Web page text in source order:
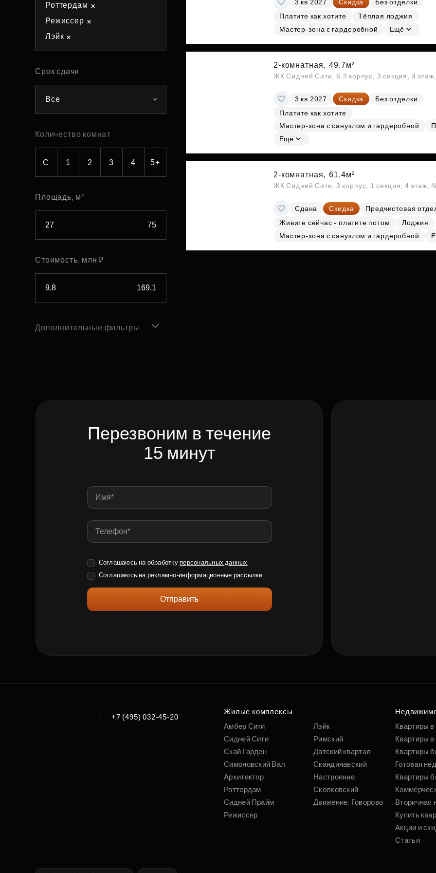
Субсидии
Роттердам
Режиссер
Лэйк
Срок сдачи
Все
Количество комнат
С 1 2 3 4 5+
Площадь, м²
Стоимость, млн ₽
Дополнительные фильтры
3 кв 2027 Скидка
Без отделки
Платите как хотите
Тёплая лоджия
Мастер-зона с гардеробной
Ещё
2-комнатная, 49.7м²
ЖК Сидней Сити, 6.3 корпус, 3 секция, 4
3 кв 2027 Скидка
Без отделки
Платите как хотите
Мастер-зона с санузлом и гардеробной
Ещё
2-комнатная, 61.4м²
ЖК Сидней Сити, 3 корпус, 1 секция, 4 этаж,
Сдана Скидка
Предчистовая
Живите сейчас - платите потом
Лоджия
Мастер-зона с санузлом и гардеробной
Перезвоним в течение
15 минут
Соглашаюсь на обработку персональных данных
Соглашаюсь на рекламно-информационные рассылки
Отправить
+7 (495) 032-45-20
Жилые комплексы
Амбер Сити
Сидней Сити
Скай Гарден
Симоновский Вал
Архитектор
Роттердам
Сидней Прайм
Режиссер
Лэйк
Римский
Датский квартал
Скандинавский
Настроение
Сколковский
Движение. Говорово
Квартиры
Квартиры в
Квартиры
Готовая
Квартиры
Вторичная
Купить
Акции и
Статьи